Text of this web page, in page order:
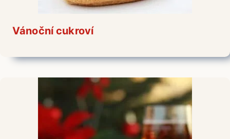
Vánoční cukroví